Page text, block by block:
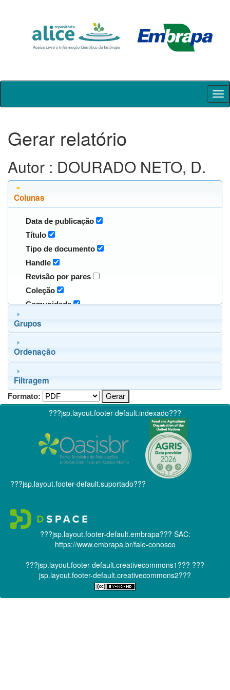
Skip
Gerar relatório
Autor : DOURADO NETO, D.
Colunas
Data de publicação
Título
Tipo de documento
Handle
Revisão por pares
Coleção
Comunidade
Grupos
Ordenação
Filtragem
Formato:
???jsp.layout.footer-default.indexado???
???jsp.layout.footer-default.suportado???
???jsp.layout.footer-default.embrapa??? SAC:
https://www.embrapa.br/fale-conosco
???jsp.layout.footer-default.creativecommons1??? ???
jsp.layout.footer-default.creativecommons2???